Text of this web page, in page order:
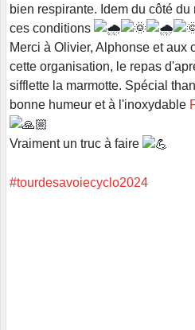
bien respirante. Idem du côté
ces conditions
Merci à Olivier, Alphonse et aux
cette organisation, le repas
sifflette la marmotte. Spécial
bonne humeur et à l'inoxydable
Vraiment un truc à faire
#tourdesavoiecyclo2024